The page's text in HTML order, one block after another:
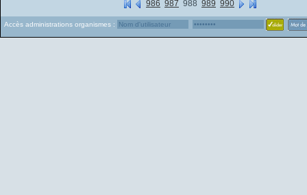
986 987 988 989 990
Accès administrations organismes :